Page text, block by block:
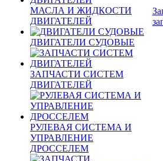
МАСЛА И ЖИДКОСТИ
ДВИГАТЕЛЕЙ
ДВИГАТЕЛИ СУДОВЫЕ
ЗАПЧАСТИ СИСТЕМ
ДВИГАТЕЛЕЙ
РУЛЕВАЯ СИСТЕМА И
УПРАВЛЕНИЕ
ДРОССЕЛЕМ